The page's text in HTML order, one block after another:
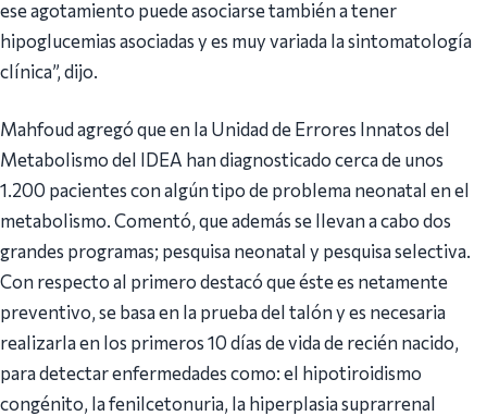
ese agotamiento puede asociarse también a tener
hipoglucemias asociadas y es muy variada la sintomatología
clínica”, dijo.
Mahfoud agregó que en la Unidad de Errores Innatos del
Metabolismo del IDEA han diagnosticado cerca de unos
1.200 pacientes con algún tipo de problema neonatal en el
metabolismo. Comentó, que además se llevan a cabo dos
grandes programas; pesquisa neonatal y pesquisa selectiva.
Con respecto al primero destacó que éste es netamente
preventivo, se basa en la prueba del talón y es necesaria
realizarla en los primeros 10 días de vida de recién nacido,
para detectar enfermedades como: el hipotiroidismo
congénito, la fenilcetonuria, la hiperplasia suprarrenal